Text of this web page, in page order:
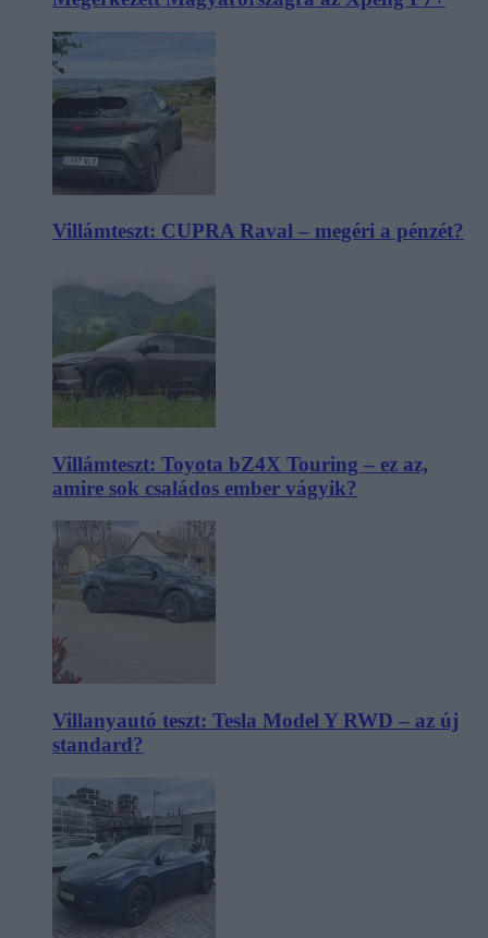
Villámteszt: CUPRA Raval – megéri a pénzét?
Villámteszt: Toyota bZ4X Touring – ez az,
amire sok családos ember vágyik?
Villanyautó teszt: Tesla Model Y RWD – az új
standard?